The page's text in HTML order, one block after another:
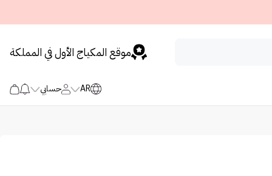
موقع المكياج الأول في المملكة
AR حسابي